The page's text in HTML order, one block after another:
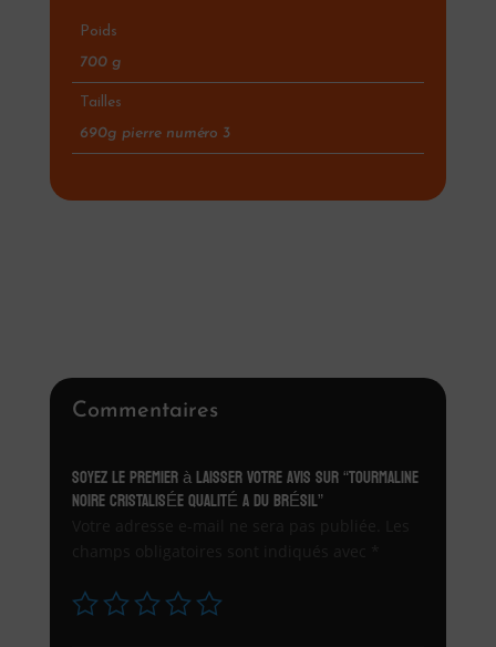
Poids
700 g
Tailles
690g pierre numéro 3
Commentaires
Soyez le premier à laisser votre avis sur “TOURMALINE
NOIRE CRISTALISÉE QUALITÉ A DU BRÉSIL”